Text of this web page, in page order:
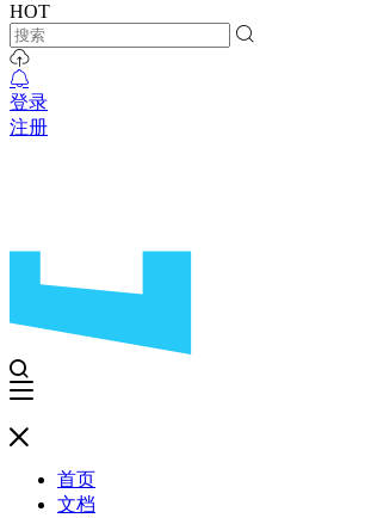
HOT
登录
注册
首页
文档